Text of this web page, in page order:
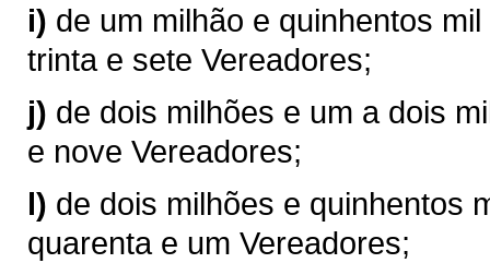
i) de um milhão e quinhentos
trinta e sete Vereadores;
j) de dois milhões e um a dois
e nove Vereadores;
l) de dois milhões e quinhentos
quarenta e um Vereadores;